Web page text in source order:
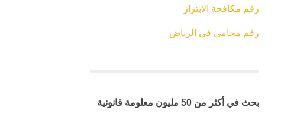
رقم مكافحة الابتزاز
رقم محامي في الرياض
بحث في أكثر من 50 مليون معلومة قانونية